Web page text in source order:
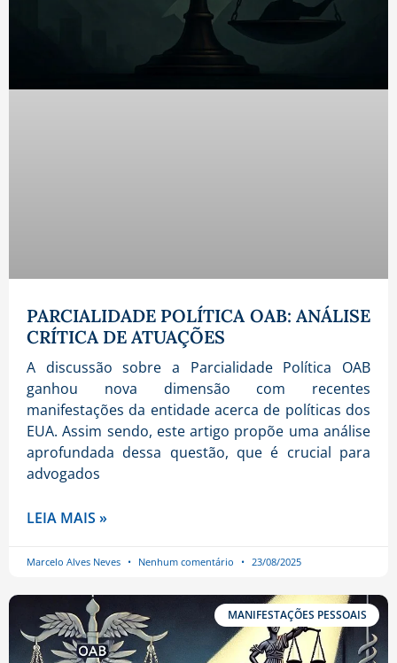
PARCIALIDADE POLÍTICA OAB: ANÁLISE
CRÍTICA DE ATUAÇÕES
A discussão sobre a Parcialidade Política OAB
ganhou nova dimensão com recentes
manifestações da entidade acerca de políticas dos
EUA. Assim sendo, este artigo propõe uma análise
aprofundada dessa questão, que é crucial para
advogados
LEIA MAIS »
Marcelo Alves Neves Nenhum comentário 23/08/2025
MANIFESTAÇÕES PESSOAIS